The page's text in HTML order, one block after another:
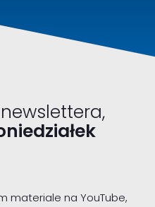
materiale na YouTube,